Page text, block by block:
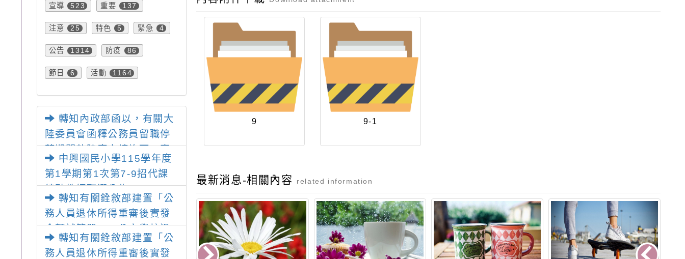
宣導 523 重要 137
注意 25 特色 5 緊急 4
公告 1314 防疫 86
節日 6 活動 1164
轉知內政部函以，有關大
陸委員會函釋公務員留職停
薪期間赴陸應申請許可一案
中興國民小學115學年度
第1學期第1次第7-9招代課
鐘點教師甄選公告
轉知有關銓敘部建置「公
務人員退休所得重審後實發
金額試算器」，公立學校退
休教職員亦可利用
轉知有關銓敘部建置「公
務人員退休所得重審後實發
9 9-1
最新消息-相關內容 related information